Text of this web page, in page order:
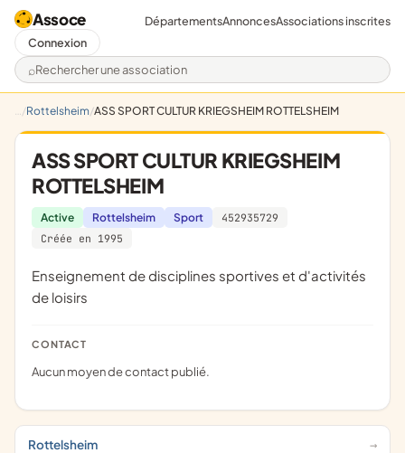
Assoce
Rechercher une association
DépartementsAnnoncesAssociations inscrites
Connexion
Rottelsheim ASS SPORT CULTUR KRIEGSHEIM ROTTELSHEIM
ASS SPORT CULTUR KRIEGSHEIM
ROTTELSHEIM
Active Rottelsheim Sport
452935729
Créée en 1995
Enseignement de disciplines sportives et d'activités
de loisirs
CONTACT
Aucun moyen de contact publié.
Rottelsheim